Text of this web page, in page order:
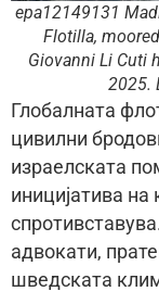
epa12149131
Flotilla,
Giovanni Li Cuti
2025.
Глобалната
цивилни
израелската
иницијатива на
адвокати,
шведската